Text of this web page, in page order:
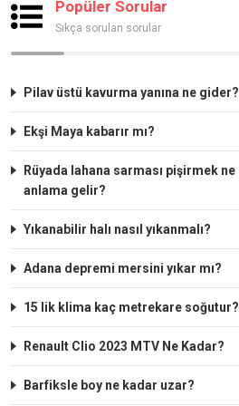
Popüler Sorular
Sıkça sorulan sorular
Pilav üstü kavurma yanına ne gider?
Ekşi Maya kabarır mı?
Rüyada lahana sarması pişirmek ne
anlama gelir?
Yıkanabilir halı nasıl yıkanmalı?
Adana depremi mersini yıkar mı?
15 lik klima kaç metrekare soğutur?
Renault Clio 2023 MTV Ne Kadar?
Barfiksle boy ne kadar uzar?